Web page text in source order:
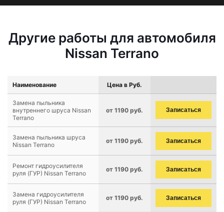
Другие работы для автомобиля
Nissan Terrano
Наименование Цена в Руб.
Замена пыльника
внутреннего шруса Nissan
Terrano
от 1190 руб. Записаться
Замена пыльника шруса
Nissan Terrano
от 1190 руб. Записаться
Ремонт гидроусилителя
руля (ГУР) Nissan Terrano
от 1190 руб. Записаться
Замена гидроусилителя
руля (ГУР) Nissan Terrano
от 1190 руб. Записаться